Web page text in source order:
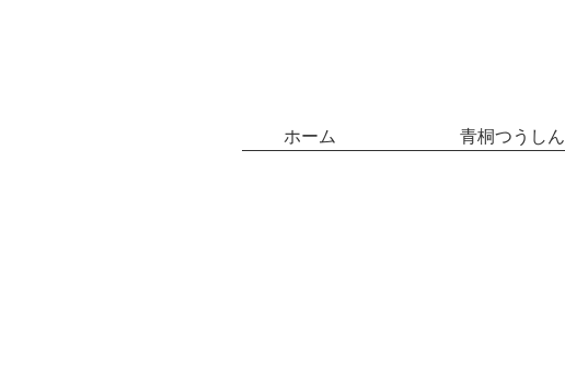
ホーム 青桐つうしん